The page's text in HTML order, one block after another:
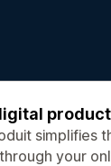
simplifies
your